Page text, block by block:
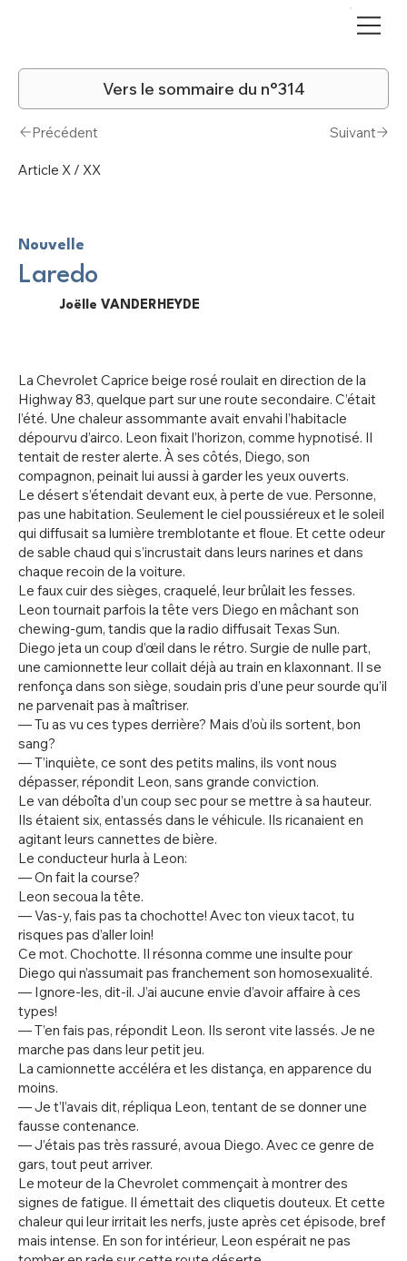
Nouvelle
Laredo
Joëlle VANDERHEYDE
La Chevrolet Caprice beige rosé roulait en direction de la
Highway 83, quelque part sur une route secondaire. C’était
l’été. Une chaleur assommante avait envahi l’habitacle
dépourvu d’airco. Leon fixait l’horizon, comme hypnotisé. Il
tentait de rester alerte. À ses côtés, Diego, son
compagnon, peinait lui aussi à garder les yeux ouverts.
Le désert s’étendait devant eux, à perte de vue. Personne,
pas une habitation. Seulement le ciel poussiéreux et le soleil
qui diffusait sa lumière tremblotante et floue. Et cette odeur
de sable chaud qui s’incrustait dans leurs narines et dans
chaque recoin de la voiture.
Le faux cuir des sièges, craquelé, leur brûlait les fesses.
Leon tournait parfois la tête vers Diego en mâchant son
chewing-gum, tandis que la radio diffusait Texas Sun.
Diego jeta un coup d’œil dans le rétro. Surgie de nulle part,
une camionnette leur collait déjà au train en klaxonnant. Il se
renfonça dans son siège, soudain pris d’une peur sourde qu’il
ne parvenait pas à maîtriser.
— Tu as vu ces types derrière? Mais d’où ils sortent, bon
sang?
— T’inquiète, ce sont des petits malins, ils vont nous
dépasser, répondit Leon, sans grande conviction.
Le van déboîta d’un coup sec pour se mettre à sa hauteur.
Ils étaient six, entassés dans le véhicule. Ils ricanaient en
agitant leurs cannettes de bière.
Le conducteur hurla à Leon:
— On fait la course?
Leon secoua la tête.
— Vas-y, fais pas ta chochotte! Avec ton vieux tacot, tu
risques pas d’aller loin!
Ce mot. Chochotte. Il résonna comme une insulte pour
Diego qui n’assumait pas franchement son homosexualité.
— Ignore-les, dit-il. J’ai aucune envie d’avoir affaire à ces
types!
— T’en fais pas, répondit Leon. Ils seront vite lassés. Je ne
marche pas dans leur petit jeu.
La camionnette accéléra et les distança, en apparence du
moins.
— Je t’l’avais dit, répliqua Leon, tentant de se donner une
fausse contenance.
— J’étais pas très rassuré, avoua Diego. Avec ce genre de
gars, tout peut arriver.
Le moteur de la Chevrolet commençait à montrer des
signes de fatigue. Il émettait des cliquetis douteux. Et cette
chaleur qui leur irritait les nerfs, juste après cet épisode, bref
mais intense. En son for intérieur, Leon espérait ne pas
Vers le sommaire du n°314
Article X / XX
Précédent Suivant